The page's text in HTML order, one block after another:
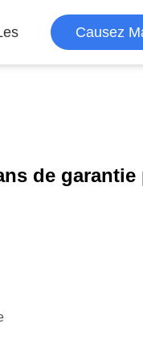
Causez
de garantie